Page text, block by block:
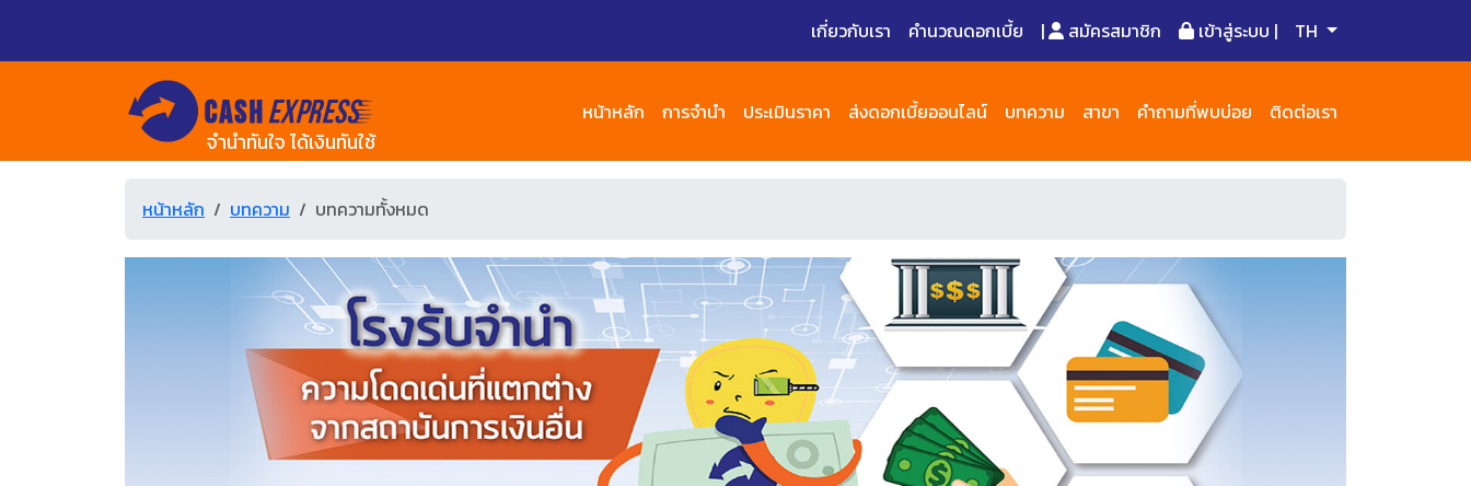
เกี่ยวกับเรา คำนวณดอกเบี้ย | สมัครสมาชิก เข้าสู่ระบบ | TH
จำนำทันใจ ได้เงินทันใช้
หน้าหลัก การจำนำ ประเมินราคา ส่งดอกเบี้ยออนไลน์ บทความ สาขา คำถามที่พบบ่อย ติดต่อเรา
หน้าหลัก บทความ บทความทั้งหมด